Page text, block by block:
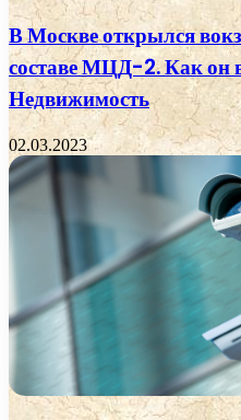
В Москве открылся
составе МЦД-2. Как он
Недвижимость
02.03.2023